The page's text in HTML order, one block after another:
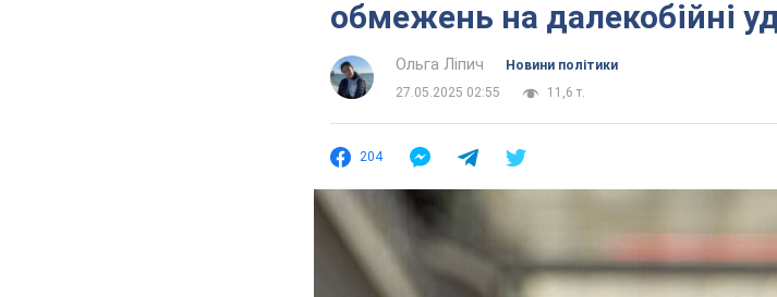
обмежень на далекобійні
Ольга Ліпич
Новини політики
27.05.2025 02:55
11,6 т.
204